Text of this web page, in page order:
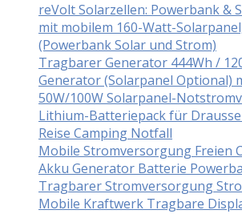
reVolt Solarzellen: Powerbank &
mit mobilem 160-Watt-
(Powerbank Solar und Strom)
Tragbarer Generator 444Wh /
Generator (Solarpanel Optional)
50W/100W Solarpanel-
Lithium-Batteriepack für
Reise Camping Notfall
Mobile Stromversorgung Freien
Akku Generator Batterie
Tragbarer Stromversorgung
Mobile Kraftwerk Tragbare